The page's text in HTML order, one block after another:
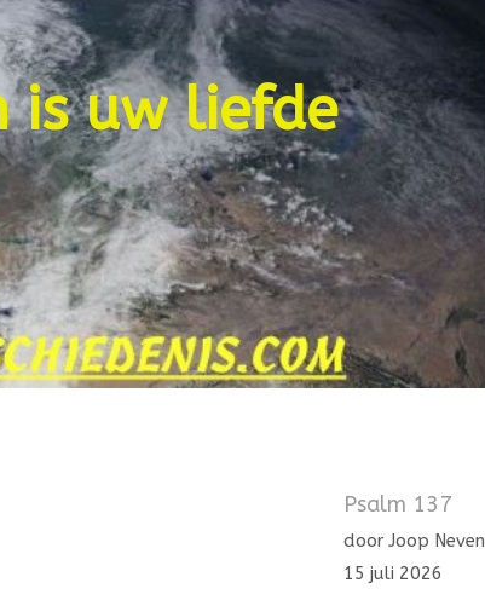
is uw liefde
Psalm 137
door Joop Neven
15 juli 2026